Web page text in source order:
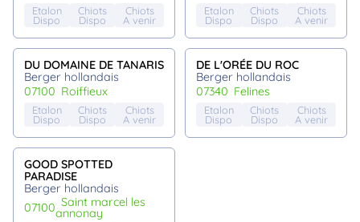
Etalon
Dispo
Chiots
Dispo
Chiots
A venir
Etalon
Dispo
Chiots
Dispo
Chiots
A venir
DU DOMAINE DE TANARIS
Berger hollandais
07100
roiffieux
Etalon
Dispo
Chiots
Dispo
Chiots
A venir
DE L'ORÉE DU ROC
Berger hollandais
07340
felines
Etalon
Dispo
Chiots
Dispo
Chiots
A venir
GOOD SPOTTED
PARADISE
Berger hollandais
07100 saint marcel les
annonay